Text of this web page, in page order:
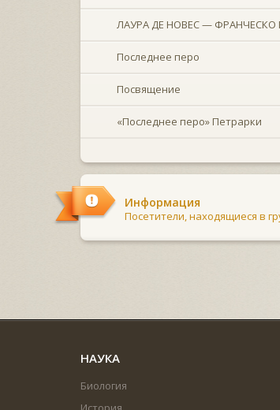
ЛАУРА ДЕ НОВЕС — ФРАНЧЕСКО
Последнее перо
Посвящение
«Последнее перо» Петрарки
Информация
Посетители, находящиеся в
НАУКА
Биология